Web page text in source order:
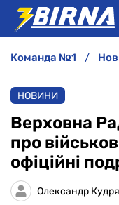
АНАЛІТИКА
ІНТЕРВ'Ю
РІЗНЕ
команда №1
НОВИНИ
Верховна
про
офіційні
Олександр Кудря